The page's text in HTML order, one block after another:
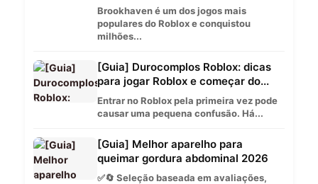
Brookhaven é um dos jogos mais
populares do Roblox e conquistou
milhões...
[Guia] Durocomplos Roblox: dicas
para jogar Roblox e começar do...
Entrar no Roblox pela primeira vez pode
causar uma pequena confusão. Há...
[Guia] Melhor aparelho para
queimar gordura abdominal 2026
✅🔄 Seleção baseada em avaliações,